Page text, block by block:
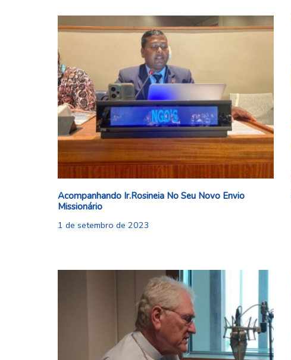
Acompanhando Ir.Rosineia No Seu Novo Envio
Missionário
1 de setembro de 2023